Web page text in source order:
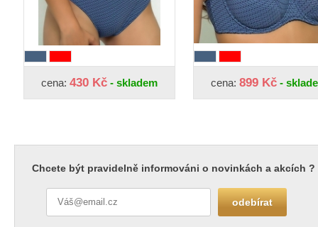
cena: 430 Kč - skladem cena: 899 Kč -
Chcete být pravidelně informováni o novinkách a akcích ?